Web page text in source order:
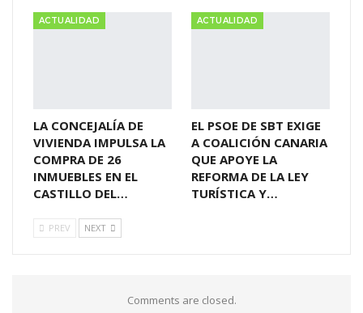
ACTUALIDAD
LA CONCEJALÍA DE
VIVIENDA IMPULSA LA
COMPRA DE 26
INMUEBLES EN EL
CASTILLO DEL…
ACTUALIDAD
EL PSOE DE SBT EXIGE
A COALICIÓN CANARIA
QUE APOYE LA
REFORMA DE LA LEY
TURÍSTICA Y…
PREV NEXT
Comments are closed.